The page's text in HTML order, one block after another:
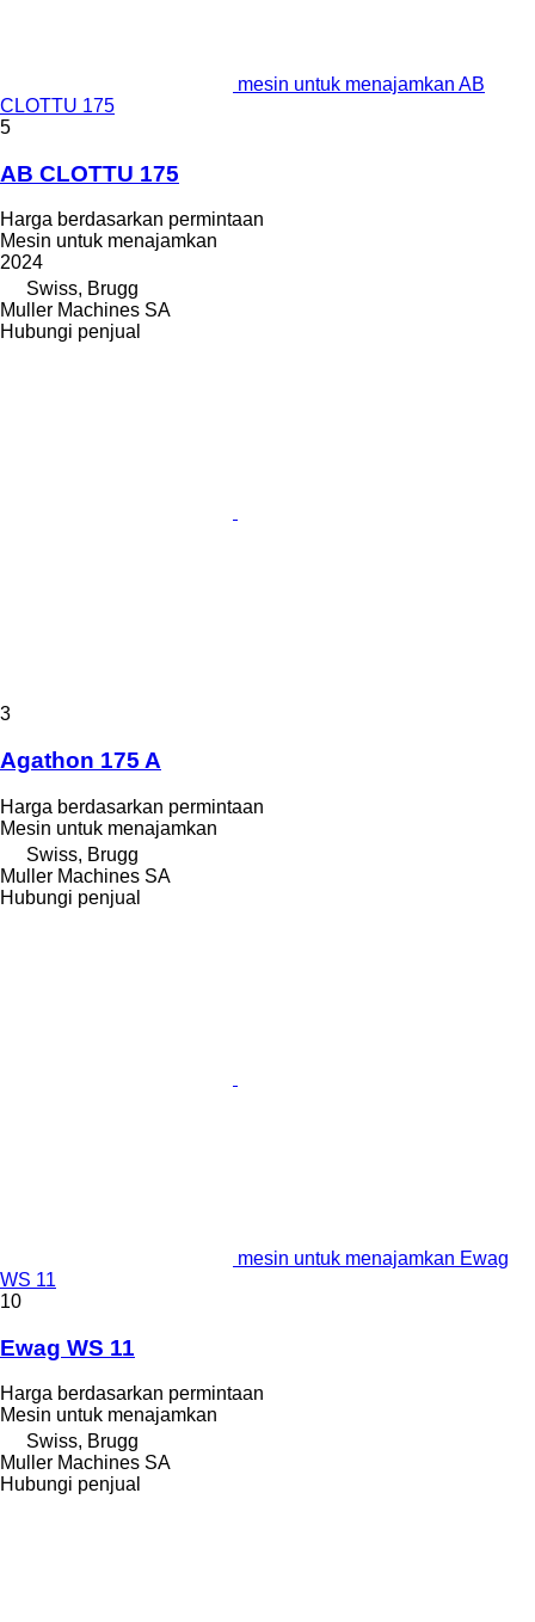
mesin untuk menajamkan AB
CLOTTU 175
5
AB CLOTTU 175
Harga berdasarkan permintaan
Mesin untuk menajamkan
2024
Swiss, Brugg
Muller Machines SA
Hubungi penjual
3
Agathon 175 A
Harga berdasarkan permintaan
Mesin untuk menajamkan
Swiss, Brugg
Muller Machines SA
Hubungi penjual
mesin untuk menajamkan Ewag
WS 11
10
Ewag WS 11
Harga berdasarkan permintaan
Mesin untuk menajamkan
Swiss, Brugg
Muller Machines SA
Hubungi penjual